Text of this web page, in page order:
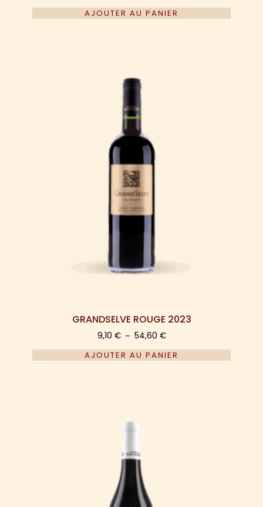
AJOUTER AU PANIER
GRANDSELVE ROUGE 2023
9,10 € – 54,60 €
AJOUTER AU PANIER